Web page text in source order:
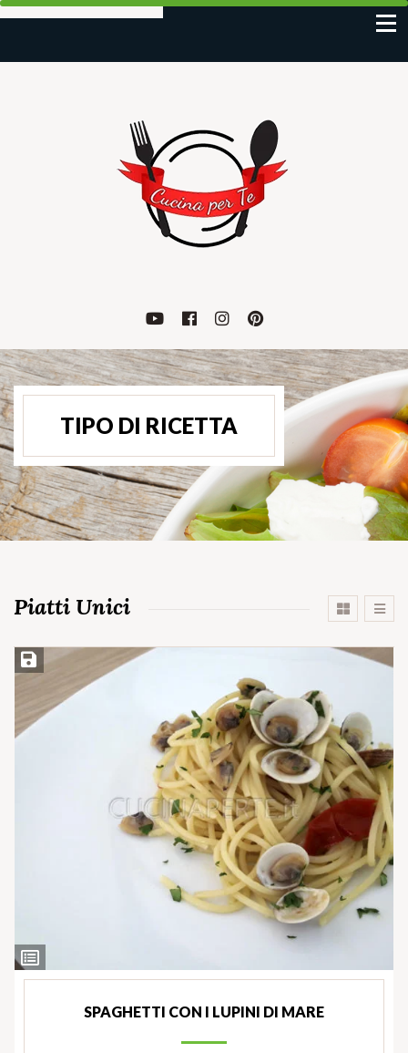
TIPO DI RICETTA
Piatti Unici
Ingredienti
Salva ricetta
SPAGHETTI CON I LUPINI DI MARE